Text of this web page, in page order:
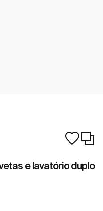
e lavatório duplo